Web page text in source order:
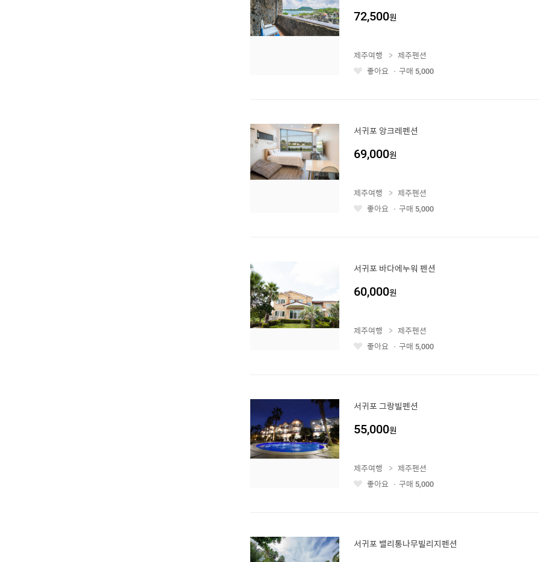
72,500원
좋
제주여행
제주펜션
좋아요
구매 5,000
서귀포 앙크레펜션
69,000원
좋
제주여행
제주펜션
좋아요
구매 5,000
서귀포 바다에누워 펜션
60,000원
좋
제주여행
제주펜션
좋아요
구매 5,000
서귀포 그랑빌펜션
55,000원
좋
제주여행
제주펜션
좋아요
구매 5,000
서귀포 밸리통나무빌리지펜션